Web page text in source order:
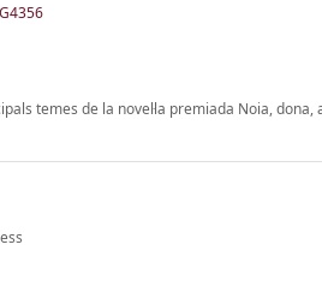
temes de la novel·la premiada Noia,